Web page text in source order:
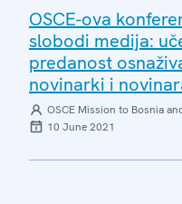
OSCE-ova
slobodi medija:
predanost
novinarki i
OSCE Mission to Bosnia
10 June 2021